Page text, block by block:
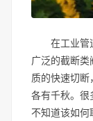
在工业管
广泛的截断
质的快速切
各有千秋。很
不知道该如何